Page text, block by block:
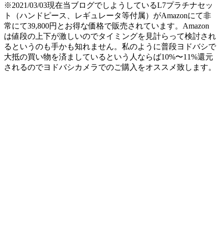
※2021/03/03現在当ブログでしようしているL7プラチナセッ
ト（ハンドピース、レギュレータ等付属）がAmazonにて非
常にて39,800円とお得な価格で販売されています。Amazon
は値段の上下が激しいのでタイミングを見計らって検討され
るというのも手かも知れません。私のように普段ヨドバシで
大抵の買い物を済ましているという人ならば10%〜11%還元
されるのでヨドバシカメラでのご購入をオススメ致します。